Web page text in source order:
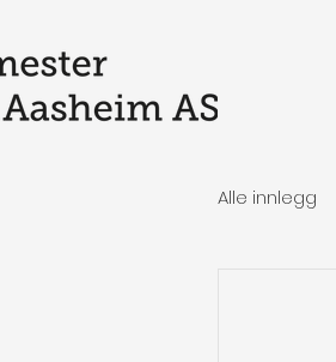
Alle innlegg